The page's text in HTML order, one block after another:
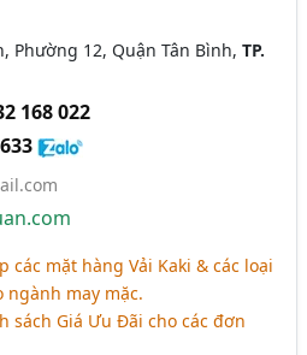
Phường 12, Quận Tân Bình,TP.
168 022
các mặt hàng Vải Kaki & các loại
ngành may mặc.
sách Giá Ưu Đãi cho các đơn